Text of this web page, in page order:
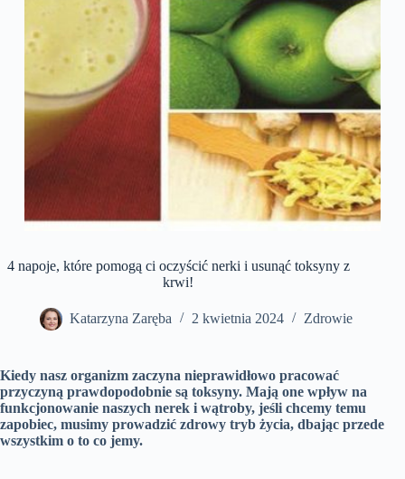
4 napoje, które pomogą ci oczyścić nerki i usunąć toksyny z
krwi!
Katarzyna Zaręba 2 kwietnia 2024 Zdrowie
Kiedy nasz organizm zaczyna nieprawidłowo pracować
przyczyną prawdopodobnie są toksyny. Mają one wpływ na
funkcjonowanie naszych nerek i wątroby, jeśli chcemy temu
zapobiec, musimy prowadzić zdrowy tryb życia, dbając przede
wszystkim o to co jemy.